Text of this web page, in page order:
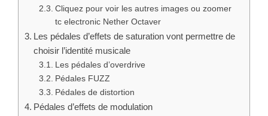
Cliquez pour voir les autres images ou zoomer
tc electronic Nether Octaver
Les pédales d’effets de saturation vont permettre de
choisir l’identité musicale
Les pédales d’overdrive
Pédales FUZZ
Pédales de distortion
Pédales d’effets de modulation